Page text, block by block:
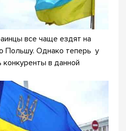
все чаще ездят на
Польшу. Однако теперь у
конкуренты в данной